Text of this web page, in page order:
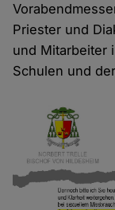
Priester und
und Mitarbeiter
Schulen und